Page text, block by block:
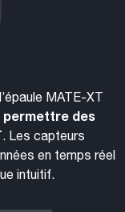
MATE-XT
permettre des
. Les capteurs
en temps réel
intuitif.